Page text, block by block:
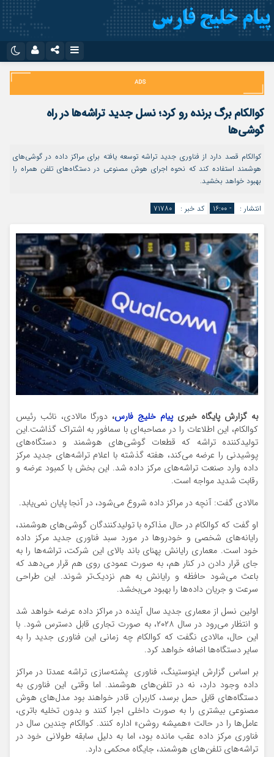
اینستاگرام
تلگرام
سروش
ایتا
آپارات
اپلیکیشن
نام کاربری یا نشانی ایمیل
رمز عبور
مرا به خاطر بسپار
کوالکام برگ برنده رو کرد؛ نسل جدید تراشه‌ها در راه
گوشی‌ها
کوالکام قصد دارد از فناوری جدید تراشه توسعه‌ یافته برای مراکز داده در گوشی‌های
هوشمند استفاده کند که نحوه اجرای هوش مصنوعی در دستگاه‌های تلفن همراه را
بهبود خواهد بخشید.
انتشار : - ۱۶:۰۰ کد خبر : ۷۱۷۸۰
به گزارش پایگاه خبریپیام خلیج فارس، دورگا مالادی، نائب رئیس
کوالکام، این اطلاعات را در مصاحبه‌ای با سمافور به اشتراک گذاشت.این
تولیدکننده تراشه که قطعات گوشی‌های هوشمند و دستگاه‌های
پوشیدنی را عرضه می‌کند، هفته گذشته با اعلام تراشه‌های جدید مرکز
داده وارد صنعت تراشه‌های مرکز داده شد. این بخش با کمبود عرضه و
رقابت شدید مواجه است.
مالادی گفت: آنچه در مراکز داده شروع می‌شود، در آنجا پایان نمی‌یابد.
او گفت که کوالکام در حال مذاکره با تولیدکنندگان گوشی‌های هوشمند،
رایانه‌های شخصی و خودروها در مورد سبد فناوری جدید مرکز داده
خود است. معماری رایانش پهنای باند بالای این شرکت، تراشه‌ها را به
جای قرار دادن در کنار هم، به صورت عمودی روی هم قرار می‌دهد که
باعث می‌شود حافظه و رایانش به هم نزدیک‌تر شوند. این طراحی
سرعت و جریان داده‌ها را بهبود می‌بخشد.
اولین نسل از معماری جدید سال آینده در مراکز داده عرضه خواهد شد
و انتظار می‌رود در سال ۲۰۲۸، به صورت تجاری قابل دسترس شود. با
این حال، مالادی نگفت که کوالکام چه زمانی این فناوری جدید را به
سایر دستگاه‌ها اضافه خواهد کرد.
بر اساس گزارش اینوستینگ، فناوری پشته‌سازی تراشه عمدتا در مراکز
داده وجود دارد، نه در تلفن‌های هوشمند. اما وقتی این فناوری به
دستگاه‌های قابل حمل برسد، کاربران قادر خواهند بود مدل‌های هوش
مصنوعی بیشتری را به صورت داخلی اجرا کنند و بدون تخلیه باتری،
عامل‌ها را در حالت «همیشه روشن» اداره کنند. کوالکام چندین سال در
فناوری مرکز داده عقب مانده بود، اما به دلیل سابقه طولانی خود در
تراشه‌های تلفن‌های هوشمند، جایگاه محکمی دارد.